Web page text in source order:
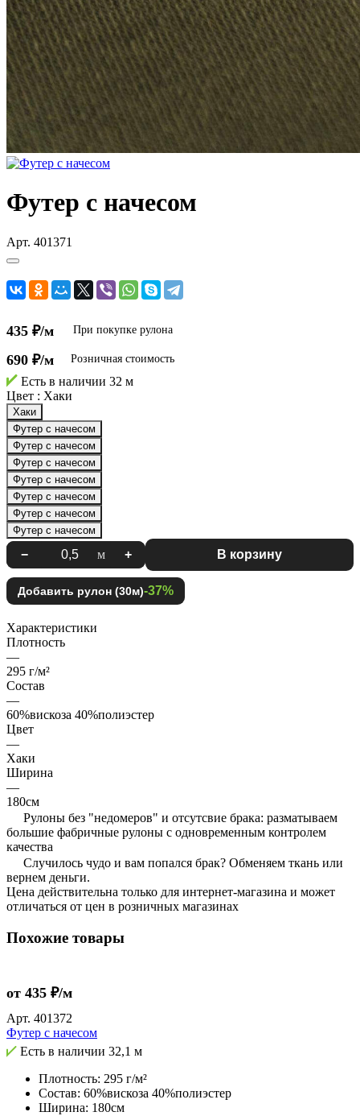
Футер с начесом
Арт. 401371
435 ₽/м При покупке рулона
690 ₽/м Розничная стоимость
Есть в наличии 32 м
Цвет : Хаки
Хаки
Футер с начесом
Футер с начесом
Футер с начесом
Футер с начесом
Футер с начесом
Футер с начесом
Футер с начесом
− м + В корзину
Добавить рулон (30м)-37%
Характеристики
Плотность
—
295 г/м²
Состав
—
60%вискоза 40%полиэстер
Цвет
—
Хаки
Ширина
—
180см
Рулоны без "недомеров" и отсутсвие брака: разматываем
большие фабричные рулоны с одновременным контролем
качества
Случилось чудо и вам попался брак? Обменяем ткань или
вернем деньги.
Цена действительна только для интернет-магазина и может
отличаться от цен в розничных магазинах
Похожие товары
от 435 ₽/м
Арт. 401372
Футер с начесом
Есть в наличии 32,1 м
Плотность: 295 г/м²
Состав: 60%вискоза 40%полиэстер
Ширина: 180см